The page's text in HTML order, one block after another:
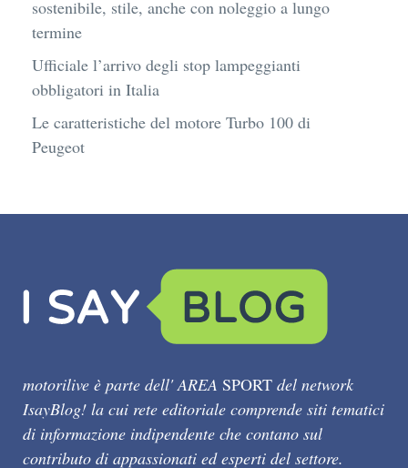
sostenibile, stile, anche con noleggio a lungo
termine
Ufficiale l’arrivo degli stop lampeggianti
obbligatori in Italia
Le caratteristiche del motore Turbo 100 di
Peugeot
motorilive è parte dell' AREA SPORT del network
IsayBlog! la cui rete editoriale comprende siti tematici
di informazione indipendente che contano sul
contributo di appassionati ed esperti del settore.